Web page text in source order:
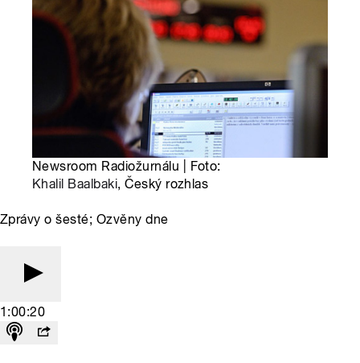
Newsroom Radiožurnálu | Foto:
Khalil Baalbaki, Český rozhlas
Zprávy o šesté; Ozvěny dne
1:00:20